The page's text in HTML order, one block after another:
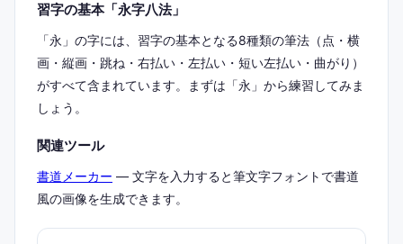
習字の基本「永字八法」
「永」の字には、習字の基本となる8種類の筆法（点・横
画・縦画・跳ね・右払い・左払い・短い左払い・曲がり）
がすべて含まれています。まずは「永」から練習してみま
しょう。
関連ツール
書道メーカー — 文字を入力すると筆文字フォントで書道
風の画像を生成できます。